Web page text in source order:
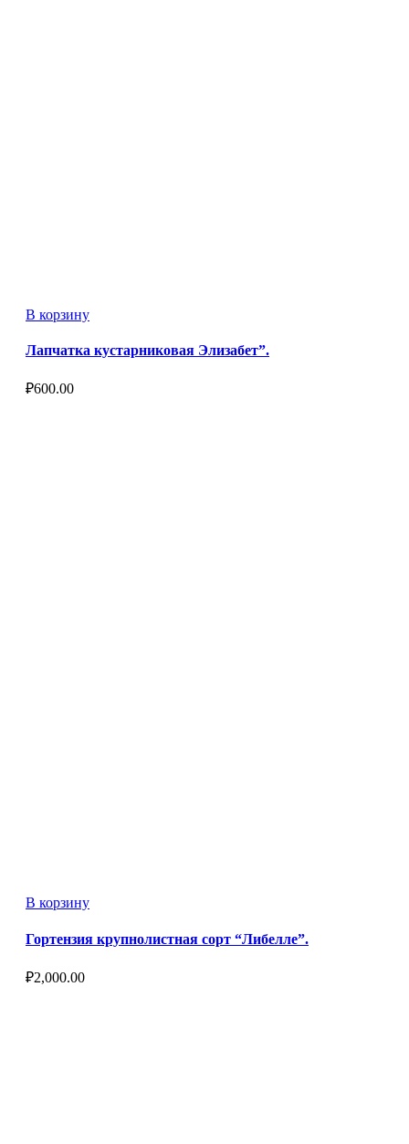
В корзину
Лапчатка кустарниковая Элизабет”.
₽600.00
В корзину
Гортензия крупнолистная сорт “Либелле”.
₽2,000.00